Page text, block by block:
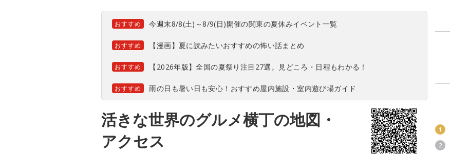
おすすめ 今週末8/8(土)～8/9(日)開催の関東の夏休みイベント一覧
おすすめ 【漫画】夏に読みたいおすすめの怖い話まとめ
おすすめ 【2026年版】全国の夏祭り注目27選。見どころ・日程もわかる！
おすすめ 雨の日も暑い日も安心！おすすめ屋内施設・室内遊び場ガイド
活きな世界のグルメ横丁の地図・
アクセス
1
2